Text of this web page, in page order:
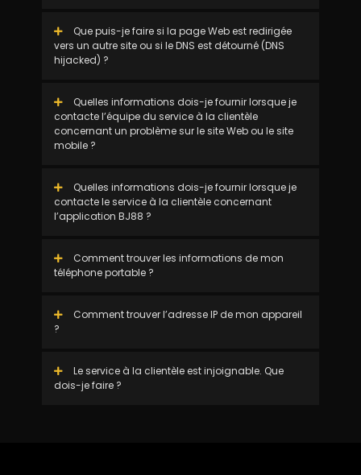
Que puis-je faire si la page Web est redirigée
vers un autre site ou si le DNS est détourné (DNS
hijacked) ?
Quelles informations dois-je fournir lorsque je
contacte l’équipe du service à la clientèle
concernant un problème sur le site Web ou le site
mobile ?
Quelles informations dois-je fournir lorsque je
contacte le service à la clientèle concernant
l’application BJ88 ?
Comment trouver les informations de mon
téléphone portable ?
Comment trouver l’adresse IP de mon appareil
?
Le service à la clientèle est injoignable. Que
dois-je faire ?